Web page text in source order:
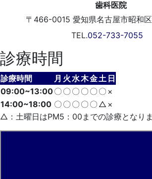
〒466-0015 愛知県名古屋市昭和
TEL.052-733-7055
診療時間
診療時間 月 火水木金土 日
09:00~13:00〇 〇 〇 〇 〇 〇 ×
14:00~18:00 〇 〇 〇 〇 〇 △ ×
△：土曜日はPM5：00までの診療となりま